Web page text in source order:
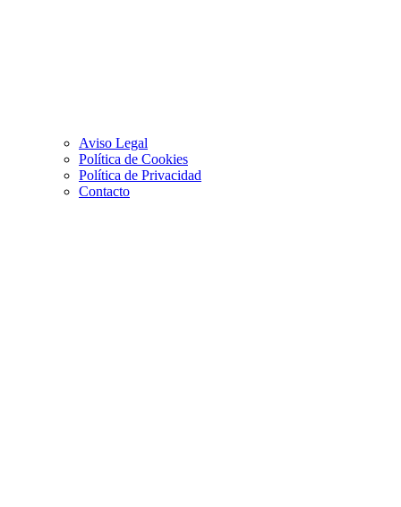
Aviso Legal
Política de Cookies
Política de Privacidad
Contacto